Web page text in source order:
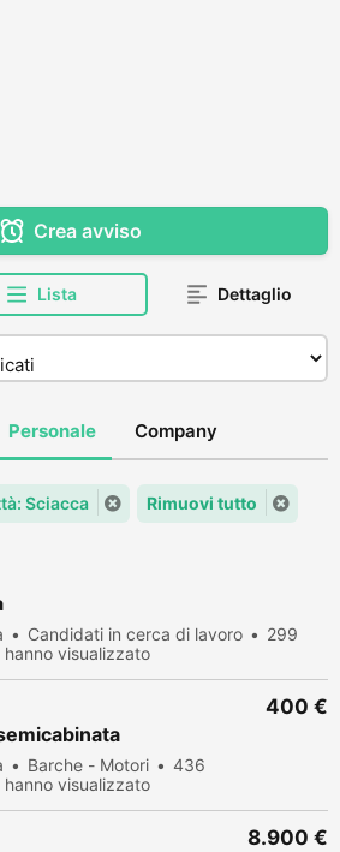
Crea avviso
Lista Dettaglio
Personale Company
Sciacca Rimuovi tutto
Candidati in cerca di lavoro
299
hanno visualizzato
Barche - Motori
436
hanno visualizzato
400 €
8.900 €